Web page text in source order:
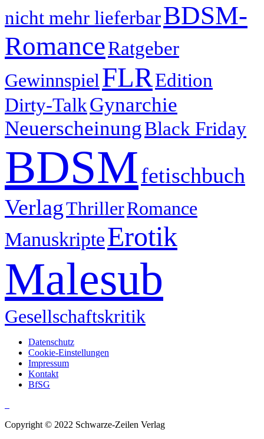
nicht mehr lieferbarBDSM-
RomanceRatgeber
GewinnspielFLREdition
Dirty-TalkGynarchie
NeuerscheinungBlack Friday
BDSMfetischbuch
VerlagThrillerRomance
ManuskripteErotik
Malesub
Gesellschaftskritik
Datenschutz
Cookie-Einstellungen
Impressum
Kontakt
BfSG
Copyright © 2022 Schwarze-Zeilen Verlag